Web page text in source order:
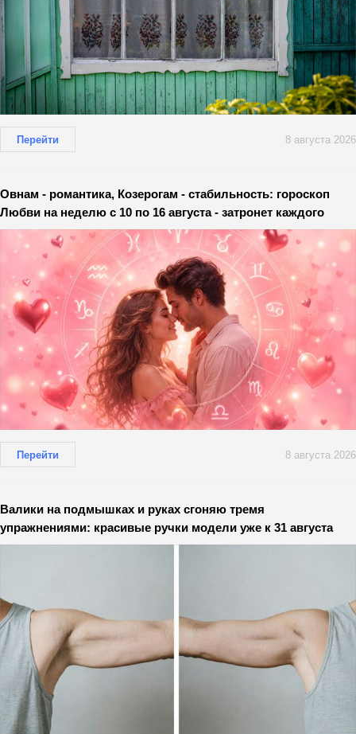
Перейти 8 августа 2026
Овнам - романтика, Козерогам - стабильность: гороскоп
Любви на неделю с 10 по 16 августа - затронет каждого
Перейти 8 августа 2026
Валики на подмышках и руках сгоняю тремя
упражнениями: красивые ручки модели уже к 31 августа